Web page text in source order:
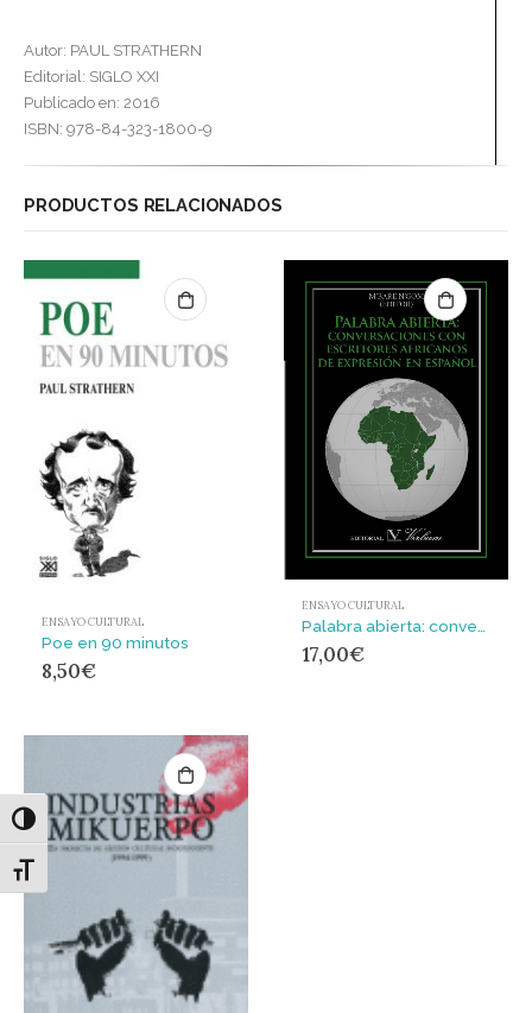
Alternar alto contraste
Alternar tamaño de letra
Autor: PAUL STRATHERN
Editorial: SIGLO XXI
Publicado en: 2016
ISBN: 978-84-323-1800-9
PRODUCTOS RELACIONADOS
ENSAYO CULTURAL
Poe en 90 minutos
8,50€
ENSAYO CULTURAL
Palabra abierta: conversaciones con escritores africanos de expresión en español.
17,00€